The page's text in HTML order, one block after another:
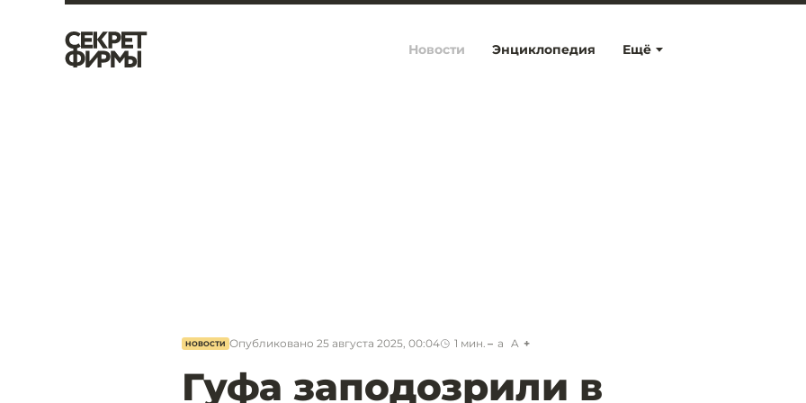
Ещё
Новости Энциклопедия
НОВОСТИ Опубликовано 25 августа 2025, 00:04 1 мин. a A
Гуфа заподозрили в